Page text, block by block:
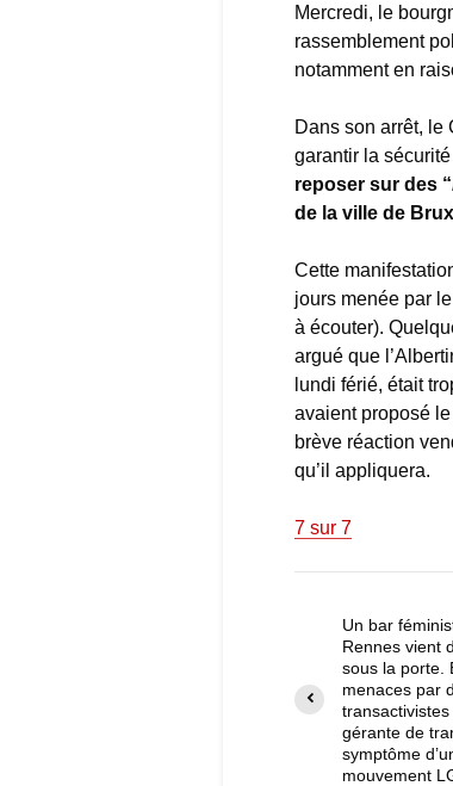
Mercredi, le
rassemblement
notamment en
Dans son arrêt, le
garantir la
reposer sur des “
de la ville de
Cette
jours menée par
à écouter).
argué que
lundi férié, était
avaient proposé
brève réaction
qu’il appliquera.
7 sur 7
Un bar
Rennes vient
sous la porte.
menaces par
gérante de
symptôme
mouvement